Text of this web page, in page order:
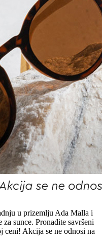
u prizemlju Ada Malla i
sunce. Pronađite savršeni
ceni! Akcija se ne odnosi na